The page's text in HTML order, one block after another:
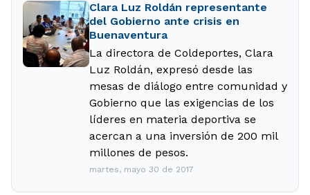
Clara Luz Roldán representante
del Gobierno ante crisis en
Buenaventura
La directora de Coldeportes, Clara
Luz Roldán, expresó desde las
mesas de diálogo entre comunidad y
Gobierno que las exigencias de los
líderes en materia deportiva se
acercan a una inversión de 200 mil
millones de pesos.
martes, mayo 30 de 2017